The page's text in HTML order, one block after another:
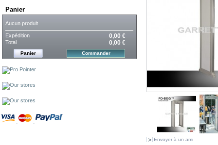
Panier
Aucun produit
Expédition 0,00 €
Total 0,00 €
Panier Commander
Envoyer à un ami